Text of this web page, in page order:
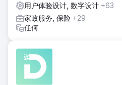
用户体验设计, 数字设计 +63
家政服务, 保险 +29
任何